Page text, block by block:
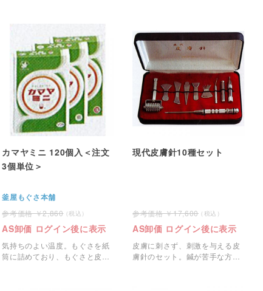
カマヤミニ 120個入＜注文
3個単位＞
釜屋もぐさ本舗
2,860
AS卸価 ログイン後に表示
気持ちのよい温度。もぐさを紙
筒に詰めており、もぐさと皮膚
現代皮膚針10種セット
17,600
AS卸価 ログイン後に表示
皮膚に刺さず、刺激を与える皮
膚針のセット。鍼が苦手な方や